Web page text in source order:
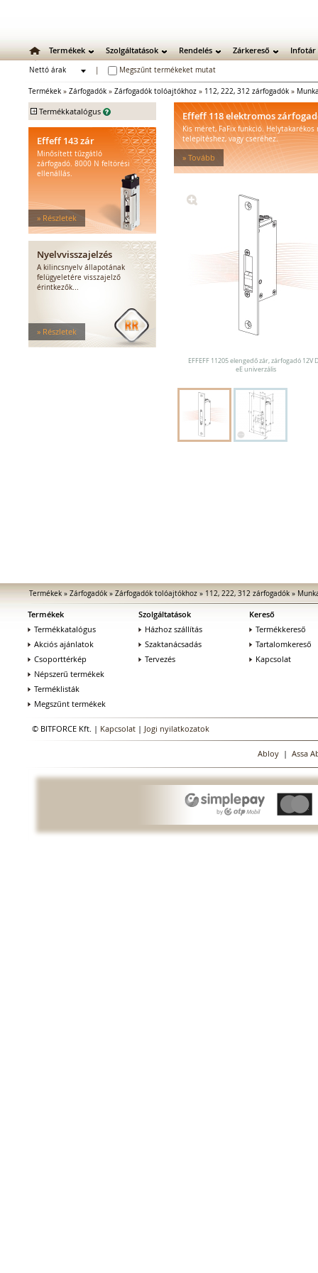
Termékek Szolgáltatások Rendelés Zárkereső Infotár
Nettó árak
Megszűnt termékeket mutat
Termékek » Zárfogadók » Zárfogadók tolóajtókhoz » 112, 222, 312 zárfogadók »
+ Termékkatalógus
Mechanikus bevéső zárak
Zárbetétek
Lakatok
Zárpajzsok
Mechanikus kiegészítők
Elektromos zárak
Elektromos bevéső zárak
Zárfogadók
Standard zárfogadók
Vízálló zárfogadók
Tűzgátló zárfogadók
Nagy biztonságú zárfogadók
Zárfogadók üvegajtókhoz
Effeff 143 zár
Minősített tűzgátló
zárfogadó. 8000 N feltörési
ellenállás.
» Részletek
Nyelvvisszajelzés
A kilincsnyelv állapotának
felügyeletére visszajelző
érintkezők...
» Részletek
Effeff 118 elektromos
Kis méret, FaFix funkció. Helytakarékos
telepítéshez, vagy cseréhez.
» Tovább
EFFEFF 11205 elengedő zár, zárfogadó 12V
eE univerzális
Termékek» Zárfogadók» Zárfogadók tolóajtókhoz» 112, 222, 312 zárfogadók»
Termékek
Termékkatalógus
Akciós ajánlatok
Csoporttérkép
Népszerű termékek
Terméklisták
Megszűnt termékek
Szolgáltatások
Házhoz szállítás
Szaktanácsadás
Tervezés
Kereső
Termékkereső
Tartalomkereső
Kapcsolat
© BITFORCE Kft. | Kapcsolat | Jogi nyilatkozatok
Abloy| Assa